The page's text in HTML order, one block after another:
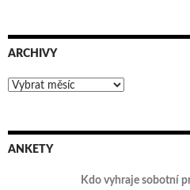
ARCHIVY
Archivy
ANKETY
Kdo vyhraje sobotní